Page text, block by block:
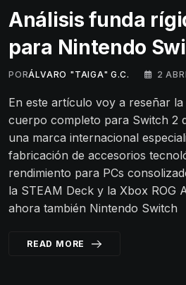
Análisis funda
para Nintendo
PORÁLVARO "TAIGA" G.C. 2
En este artículo voy a reseñar
cuerpo completo para Switch 2
una marca internacional
fabricación de accesorios
rendimiento para PCs
la STEAM Deck y la Xbox ROG
ahora también Nintendo Switch
READ MORE